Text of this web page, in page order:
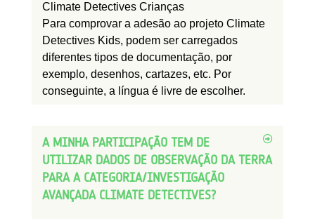
Climate Detectives Crianças
Para comprovar a adesão ao projeto Climate
Detectives Kids, podem ser carregados
diferentes tipos de documentação, por
exemplo, desenhos, cartazes, etc. Por
conseguinte, a língua é livre de escolher.
A MINHA PARTICIPAÇÃO TEM DE
UTILIZAR DADOS DE OBSERVAÇÃO DA TERRA
PARA A CATEGORIA/INVESTIGAÇÃO
AVANÇADA CLIMATE DETECTIVES?